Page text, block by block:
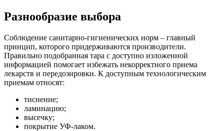
Разнообразие выбора
Соблюдение санитарно-гигиенических норм – главный
принцип, которого придерживаются производители.
Правильно подобранная тара с доступно изложенной
информацией помогает избежать некорректного приема
лекарств и передозировки. К доступным технологическим
приемам относят:
тиснение;
ламинацию;
высечку;
покрытие УФ-лаком.